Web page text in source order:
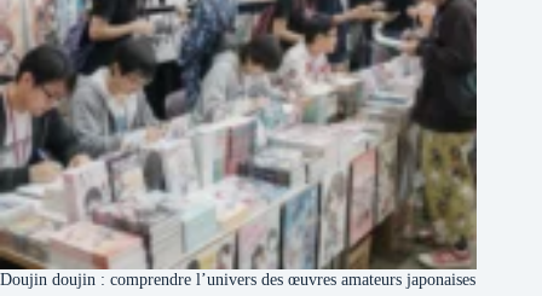
Doujin doujin : comprendre l’univers des œuvres amateurs japonaises